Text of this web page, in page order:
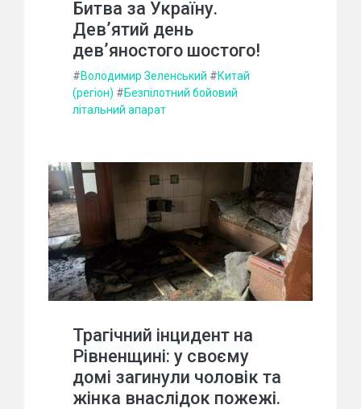
Битва за Україну.
Дев’ятий день
дев’яностого шостого!
#Володимир Зеленський #Китай
(регіон) #Безпілотний бойовий
літальний апарат
Трагічний інцидент на
Рівненщині: у своєму
домі загинули чоловік та
жінка внаслідок пожежі.